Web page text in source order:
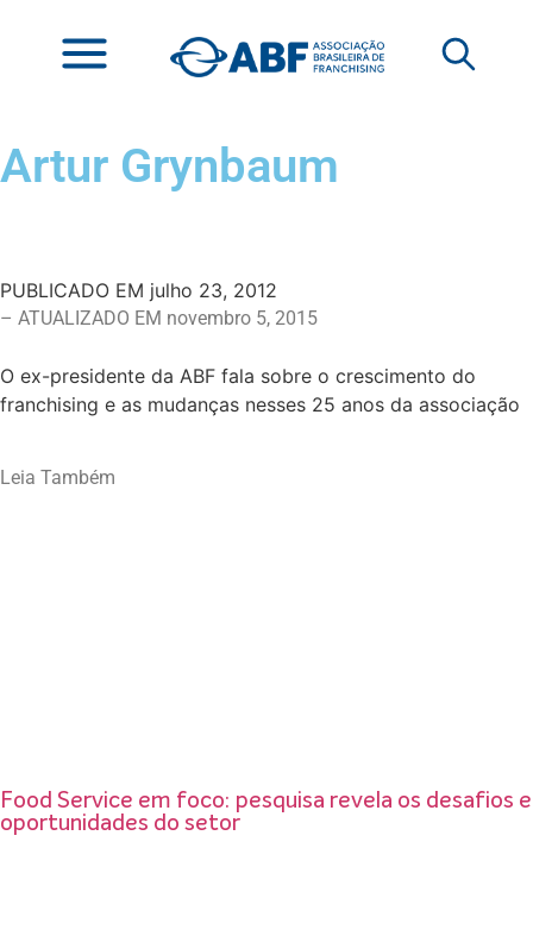
Artur Grynbaum
PUBLICADO EM julho 23, 2012
– ATUALIZADO EM novembro 5, 2015
O ex-presidente da ABF fala sobre o crescimento do
franchising e as mudanças nesses 25 anos da associação
Leia Também
Food Service em foco: pesquisa revela os desafios e
oportunidades do setor